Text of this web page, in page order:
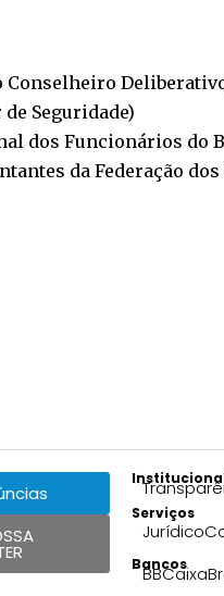
Seguridade)
dos Funcionários do
da Federação
Serviços
Jurídico
Bancos
BBCaixa